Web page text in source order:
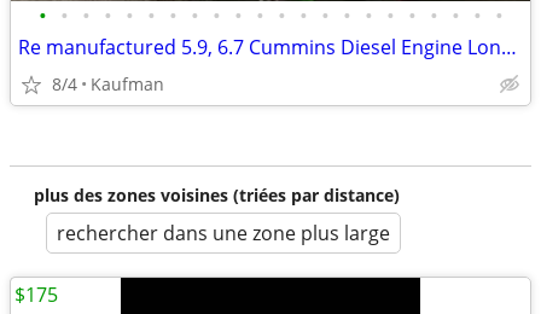
• • • • • • • • • • • • • • • • • • • • • •
Re manufactured 5.9, 6.7 Cummins Diesel Engine Long Blocks
8/4 Kaufman
plus des zones voisines (triées par distance)
rechercher dans une zone plus large
$175